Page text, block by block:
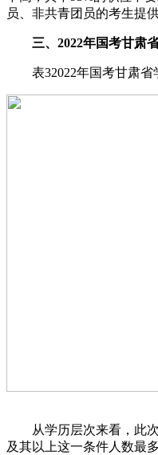
员、非共青团员的考生提
三、2022年国考甘肃
表32022年国考甘肃
从学历层次来看，此
及其以上这一条件人数最